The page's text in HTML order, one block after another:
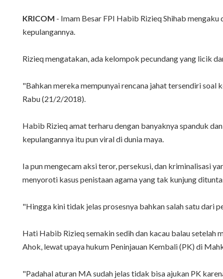
KRICOM - Imam Besar FPI Habib Rizieq Shihab
kepulangannya.
Rizieq mengatakan, ada kelompok pecundang yang licik
"Bahkan mereka mempunyai rencana jahat tersendiri soal
Rabu (21/2/2018).
Habib Rizieq amat terharu dengan banyaknya spanduk
kepulangannya itu pun viral di dunia maya.
Ia pun mengecam aksi teror, persekusi, dan kriminalisasi
menyoroti kasus penistaan agama yang tak kunjung
"Hingga kini tidak jelas prosesnya bahkan salah satu dari
Hati Habib Rizieq semakin sedih dan kacau balau setelah
Ahok, lewat upaya hukum Peninjauan Kembali (PK) di
"Padahal aturan MA sudah jelas tidak bisa ajukan PK